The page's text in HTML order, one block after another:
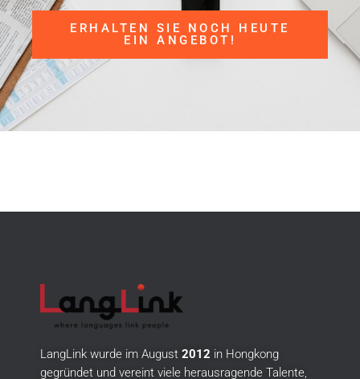
ERHALTEN SIE NOCH HEUTE
EIN ANGEBOT!
LangLink wurde im August 2012 in Hongkong
gegründet und vereint viele herausragende Talente,